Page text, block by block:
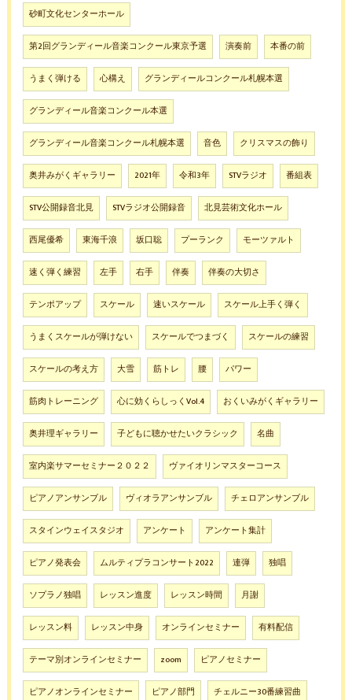
砂町文化センターホール
第2回グランディール音楽コンクール東京予選 演奏前 本番の前
うまく弾ける 心構え グランディールコンクール札幌本選
グランディール音楽コンクール本選
グランディール音楽コンクール札幌本選 音色 クリスマスの飾り
奥井みがくギャラリー 2021年 令和3年 STVラジオ 番組表
STV公開録音北見 STVラジオ公開録音 北見芸術文化ホール
西尾優希 東海千浪 坂口聡 プーランク モーツァルト
速く弾く練習 左手 右手 伴奏 伴奏の大切さ
テンポアップ スケール 速いスケール スケール上手く弾く
うまくスケールが弾けない スケールでつまづく スケールの練習
スケールの考え方 大雪 筋トレ 腰 パワー
筋肉トレーニング 心に効くらしっくVol.4 おくいみがくギャラリー
奥井理ギャラリー 子どもに聴かせたいクラシック 名曲
室内楽サマーセミナー２０２２ ヴァイオリンマスターコース
ピアノアンサンブル ヴィオラアンサンブル チェロアンサンブル
スタインウェイスタジオ アンケート アンケート集計
ピアノ発表会 ムルティプラコンサート2022 連弾 独唱
ソプラノ独唱 レッスン進度 レッスン時間 月謝
レッスン料 レッスン中身 オンラインセミナー 有料配信
テーマ別オンラインセミナー zoom ピアノセミナー
ピアノオンラインセミナー ピアノ部門 チェルニー30番練習曲